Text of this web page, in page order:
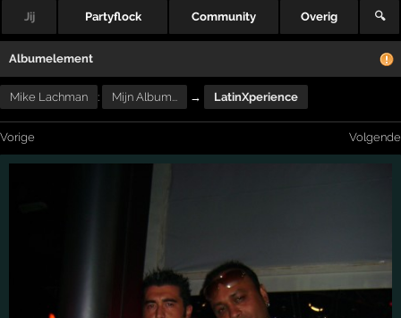
Jij Partyflock Community Overig 🔍
Albumelement
Mike Lachman : Mijn Album... → LatinXperience
Vorige Volgende